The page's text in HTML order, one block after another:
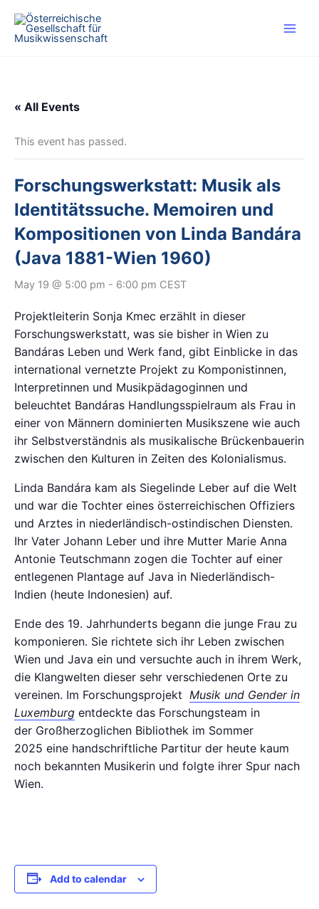
content
« All Events
This event has passed.
Forschungswerkstatt: Musik als
Identitätssuche. Memoiren und
Kompositionen von Linda Bandára
(Java 1881-Wien 1960)
May 19 @ 5:00 pm - 6:00 pm CEST
Projektleiterin Sonja Kmec erzählt in dieser
Forschungswerkstatt, was sie bisher in Wien zu
Bandáras Leben und Werk fand, gibt Einblicke in das
international vernetzte Projekt zu Komponistinnen,
Interpretinnen und Musikpädagoginnen und
beleuchtet Bandáras Handlungsspielraum als Frau in
einer von Männern dominierten Musikszene wie auch
ihr Selbstverständnis als musikalische Brückenbauerin
zwischen den Kulturen in Zeiten des Kolonialismus.
Linda Bandára kam als Siegelinde Leber auf die Welt
und war die Tochter eines österreichischen Offiziers
und Arztes in niederländisch-ostindischen Diensten.
Ihr Vater Johann Leber und ihre Mutter Marie Anna
Antonie Teutschmann zogen die Tochter auf einer
entlegenen Plantage auf Java in Niederländisch-
Indien (heute Indonesien) auf.
Ende des 19. Jahrhunderts begann die junge Frau zu
komponieren. Sie richtete sich ihr Leben zwischen
Wien und Java ein und versuchte auch in ihrem Werk,
die Klangwelten dieser sehr verschiedenen Orte zu
vereinen. Im Forschungsprojekt Musik und Gender in
Luxemburg entdeckte das Forschungsteam in
der Großherzoglichen Bibliothek im Sommer
2025 eine handschriftliche Partitur der heute kaum
noch bekannten Musikerin und folgte ihrer Spur nach
Wien.
Add to calendar